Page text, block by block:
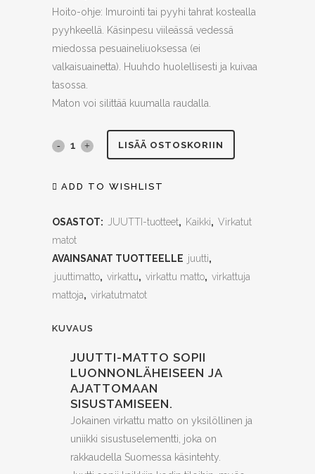
Hoito-ohje: Imurointi tai pyyhi tahrat kostealla
pyyhkeellä. Käsinpesu viileässä vedessä
miedossa pesuaineliuoksessa (ei
valkaisuainetta). Huuhdo huolellisesti ja kuivaa
tasossa.
Maton voi silittää kuumalla raudalla.
Ekologinen
käsin
80cm
quantity
LISÄÄ OSTOSKORIIN
ADD TO WISHLIST
OSASTOT: JUUTTI-tuotteet, Kaikki, Virkatut
matot
AVAINSANAT TUOTTEELLE juutti,
juuttimatto, virkattu, virkattu matto, virkattuja
mattoja, virkatutmatot
KUVAUS
JUUTTI-MATTO SOPII
LUONNONLÄHEISEEN JA
AJATTOMAAN
SISUSTAMISEEN.
Jokainen virkattu matto on yksilöllinen ja
uniikki sisustuselementti, joka on
rakkaudella Suomessa käsintehty.